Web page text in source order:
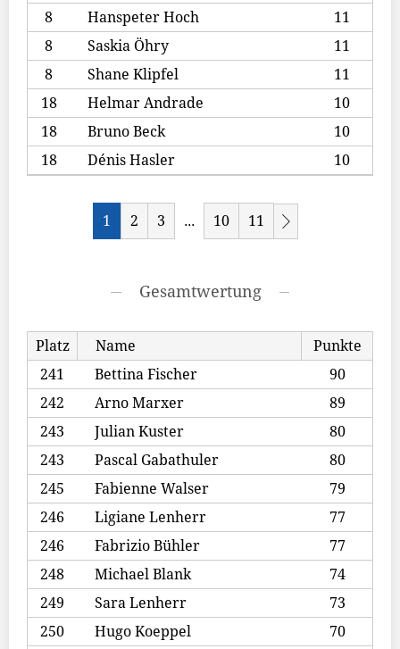
8
Hanspeter Hoch
11
8
Saskia Öhry
11
8
Shane Klipfel
11
18
Helmar Andrade
10
18
Bruno Beck
10
18
Dénis Hasler 10
1 2 3 ... 10 11
Gesamtwertung
Platz Name
Punkte
241
Bettina Fischer
90
242
Arno Marxer
89
243
Julian Kuster
80
243
Pascal Gabathuler
80
245
Fabienne Walser
79
246
Ligiane Lenherr
77
246
Fabrizio Bühler
77
248
Michael Blank
74
249
Sara Lenherr
73
250
Hugo Koeppel
70